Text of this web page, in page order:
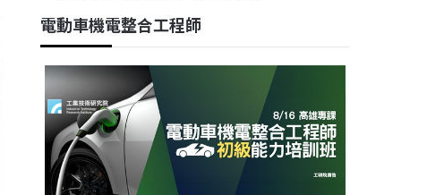
電動車機電整合工程師